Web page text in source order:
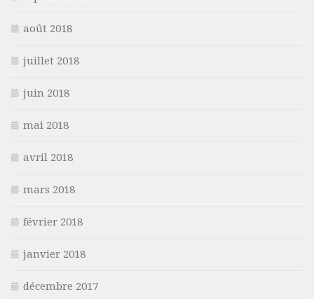
août 2018
juillet 2018
juin 2018
mai 2018
avril 2018
mars 2018
février 2018
janvier 2018
décembre 2017